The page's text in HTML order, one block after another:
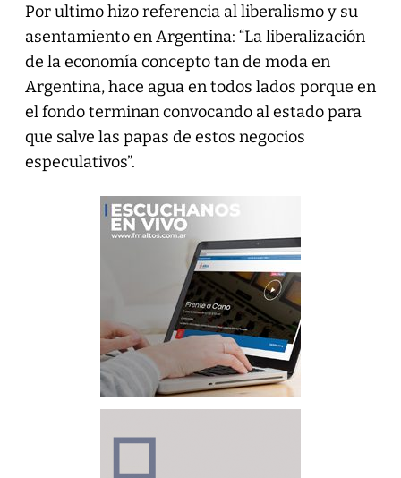
Por ultimo hizo referencia al liberalismo y su
asentamiento en Argentina: “La liberalización
de la economía concepto tan de moda en
Argentina, hace agua en todos lados porque en
el fondo terminan convocando al estado para
que salve las papas de estos negocios
especulativos”.